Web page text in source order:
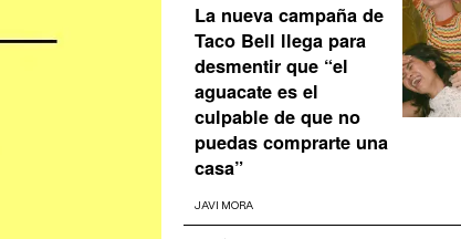
La nueva campaña de
Taco Bell llega para
desmentir que “el
aguacate es el
culpable de que no
puedas comprarte una
casa”
JAVI MORA